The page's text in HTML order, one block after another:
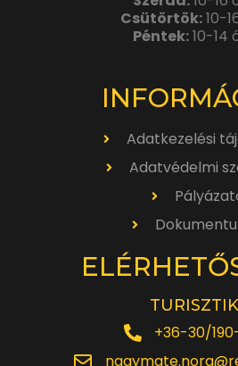
Csütörtök:10-
Péntek:10-14
Adatkezelési
Adatvédelmi
+36-30/